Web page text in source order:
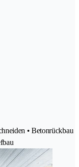
• Betonrückbau